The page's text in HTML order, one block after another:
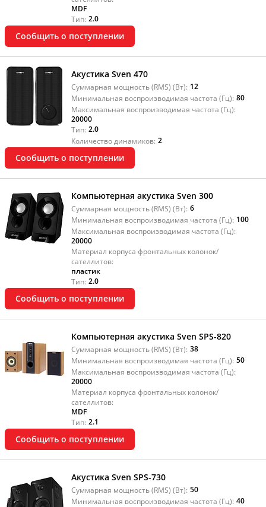
MDF
Тип: 2.0
Сообщить о поступлении
Акустика Sven 470
Суммарная мощность (RMS) (Вт): 12
Минимальная воспроизводимая частота (Гц): 80
Максимальная воспроизводимая частота (Гц):
20000
Тип: 2.0
Количество динамиков: 2
Сообщить о поступлении
Компьютерная акустика Sven 300
Суммарная мощность (RMS) (Вт): 6
Минимальная воспроизводимая частота (Гц): 100
Максимальная воспроизводимая частота (Гц):
20000
Материал корпуса фронтальных колонок/
сателлитов:
пластик
Тип: 2.0
Сообщить о поступлении
Компьютерная акустика Sven SPS-820
Суммарная мощность (RMS) (Вт): 38
Минимальная воспроизводимая частота (Гц): 50
Максимальная воспроизводимая частота (Гц):
20000
Материал корпуса фронтальных колонок/
сателлитов:
MDF
Тип: 2.1
Сообщить о поступлении
Акустика Sven SPS-730
Суммарная мощность (RMS) (Вт): 50
Минимальная воспроизводимая частота (Гц): 40